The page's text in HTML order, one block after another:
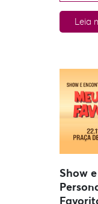
Leia
Show